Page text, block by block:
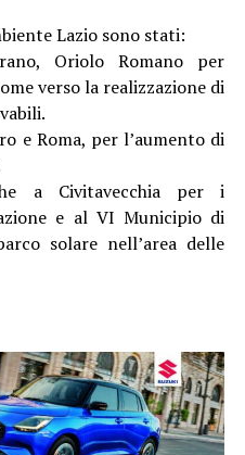
Lazio sono stati:
Oriolo Romano per
verso la realizzazione di
e Roma, per l’aumento di
a Civitavecchia per i
e al VI Municipio di
solare nell’area delle